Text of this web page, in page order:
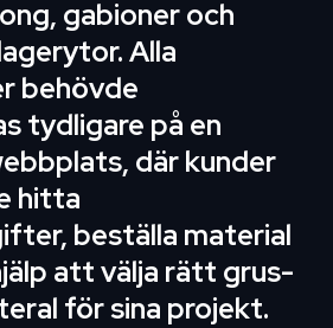
gabioner och
Alla
behövde
tydligare på en
där kunder
hitta
beställa material
att välja rätt grus-
för sina projekt.